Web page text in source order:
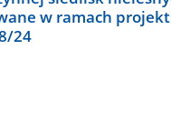
w ramach
24